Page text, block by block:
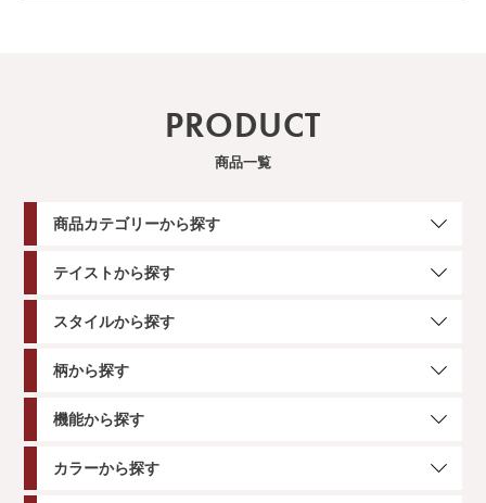
PRODUCT
商品一覧
商品カテゴリーから探す
テイストから探す
スタイルから探す
柄から探す
機能から探す
カラーから探す